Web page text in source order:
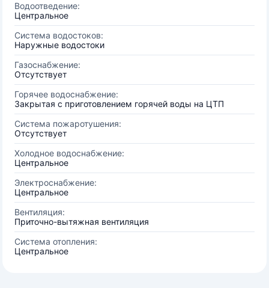
Водоотведение:
Центральное
Система водостоков:
Наружные водостоки
Газоснабжение:
Отсутствует
Горячее водоснабжение:
Закрытая с приготовлением горячей воды на ЦТП
Система пожаротушения:
Отсутствует
Холодное водоснабжение:
Центральное
Электроснабжение:
Центральное
Вентиляция:
Приточно-вытяжная вентиляция
Система отопления:
Центральное